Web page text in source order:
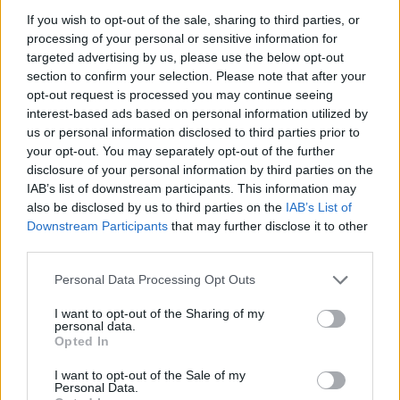
If you wish to opt-out of the sale, sharing to third parties, or
processing of your personal or sensitive information for
targeted advertising by us, please use the below opt-out
section to confirm your selection. Please note that after your
opt-out request is processed you may continue seeing
interest-based ads based on personal information utilized by
us or personal information disclosed to third parties prior to
your opt-out. You may separately opt-out of the further
disclosure of your personal information by third parties on the
IAB’s list of downstream participants. This information may
also be disclosed by us to third parties on the IAB’s List of
Downstream Participants that may further disclose it to other
Please note that this website/app uses one or more Google
not limited to your visit or usage behaviour. You may click to
grant or deny consent to Google and its third-party tags to
use your data for below specified purposes in below Google
consent section.
Personal Data Processing Opt Outs
I want to opt-out of the Sharing of my
personal data.
Opted In
I want to opt-out of the Sale of my
Personal Data.
ναυσιπλοΐας σε διεθνείς θαλάσσιους
διαδρόμους και οδούς ενεργειακού
εφοδιασμού (…) να προφυλαχθούν από
περιφερειακές συρράξεις».
Η Τεχεράνη διεμήνυσε νωρίτερα αυτή την
εβδομάδαότι δεν έχει πρόθεση να επιτρέψει
«την εξαγωγή ούτε ενός λίτρου πετρελαίου
από την περιοχή προς το εχθρικό στρατόπεδο
και τους εταίρους του μέχρι νεοτέρας».
εμπορευματοκιβωτίων χτυπήθηκε από «άγνωστο
βλήμα» στα ανοικτά των Ηνωμένων Αραβικών
Εμιράτων, με αποτέλεσμα να προκληθεί «μικρή
πυρκαγιά», χωρίς πάντως να υπάρξουν θύματα,